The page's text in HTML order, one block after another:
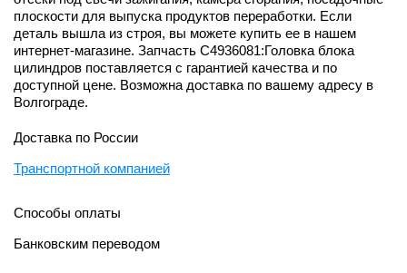
плоскости для выпуска продуктов переработки. Если
деталь вышла из строя, вы можете купить ее в нашем
интернет-магазине. Запчасть C4936081:Головка блока
цилиндров поставляется с гарантией качества и по
доступной цене. Возможна доставка по вашему адресу в
Волгограде.
Доставка по России
Транспортной компанией
Способы оплаты
Банковским переводом